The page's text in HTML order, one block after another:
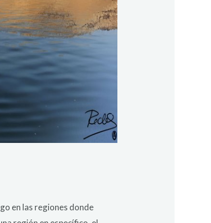
en las regiones donde